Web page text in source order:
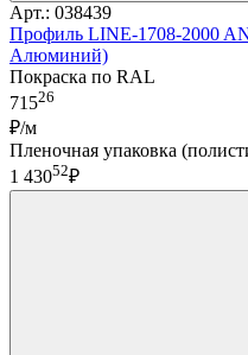
Арт.: 038439
Профиль LINE-1708-2000
Алюминий)
Покраска по RAL
71526
₽/м
Пленочная упаковка
1 43052₽